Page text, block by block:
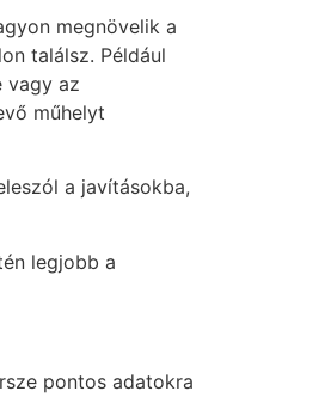
megnövelik a
találsz. Például
vagy az
műhelyt
a javításokba,
legjobb a
pontos adatokra